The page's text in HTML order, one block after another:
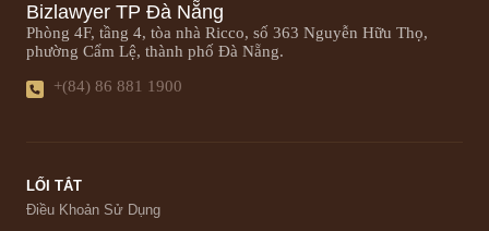
Bizlawyer TP Đà Nẵng
Phòng 4F, tầng 4, tòa nhà Ricco, số 363 Nguyễn Hữu Thọ,
phường Cẩm Lệ, thành phố Đà Nẵng.
+(84) 86 881 1900
LỐI TẮT
Điều Khoản Sử Dụng